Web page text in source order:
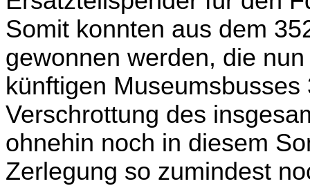
Somit konnten aus dem
gewonnen werden, die
künftigen
Verschrottung des
ohnehin noch in diesem
Zerlegung so zumindest